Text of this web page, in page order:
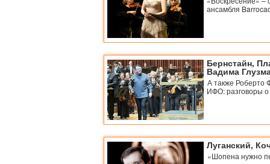
ансамбля
Бернстайн,
Вадима
А также Роберто
ИФО: разговоры
Луганский,
«Шопена нужно